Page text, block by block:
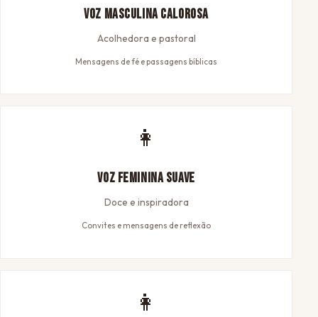
Voz Masculina Calorosa
Acolhedora e pastoral
Mensagens de fé e passagens bíblicas
👩
Voz Feminina Suave
Doce e inspiradora
Convites e mensagens de reflexão
👩